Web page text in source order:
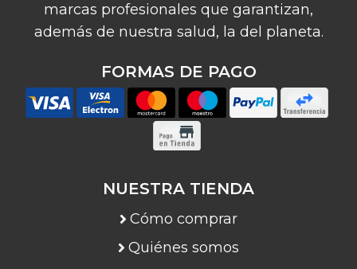
marcas profesionales que garantizan,
además de nuestra salud, la del planeta.
FORMAS DE PAGO
NUESTRA TIENDA
Cómo comprar
Quiénes somos